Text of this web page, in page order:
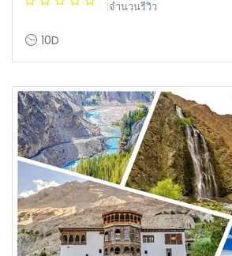
:จำนวนรีวิว
10D